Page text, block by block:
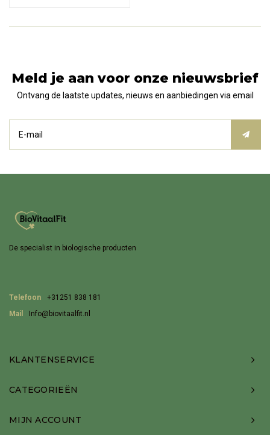
Meld je aan voor onze nieuwsbrief
Ontvang de laatste updates, nieuws en aanbiedingen via email
De specialist in biologische producten
Telefoon
+31251 838 181
Mail
Info@biovitaalfit.nl
KLANTENSERVICE
CATEGORIEËN
MIJN ACCOUNT